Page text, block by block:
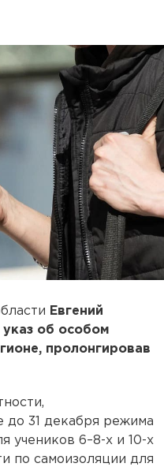
Евгений
указ об особом
пролонгировав
до 31 декабря режима
учеников 6–8-х и 10-х
по самоизоляции для